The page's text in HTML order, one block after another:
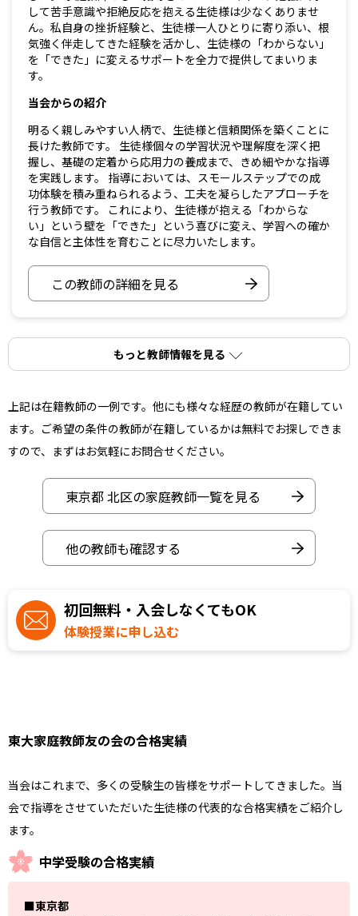
して苦手意識や拒絶反応を抱える生徒様は少なくありませ
ん。私自身の挫折経験と、生徒様一人ひとりに寄り添い、根
気強く伴走してきた経験を活かし、生徒様の「わからない」
を「できた」に変えるサポートを全力で提供してまいりま
す。
当会からの紹介
明るく親しみやすい人柄で、生徒様と信頼関係を築くことに
長けた教師です。 生徒様個々の学習状況や理解度を深く把
握し、基礎の定着から応用力の養成まで、きめ細やかな指導
を実践します。 指導においては、スモールステップでの成
功体験を積み重ねられるよう、工夫を凝らしたアプローチを
行う教師です。 これにより、生徒様が抱える「わからな
い」という壁を「できた」という喜びに変え、学習への確か
な自信と主体性を育むことに尽力いたします。
この教師の詳細を見る
もっと教師情報を見る
上記は在籍教師の一例です。他にも様々な経歴の教師が在籍してい
ます。ご希望の条件の教師が在籍しているかは無料でお探しできま
すので、まずはお気軽にお問合せください。
東京都 北区の家庭教師一覧を見る
他の教師も確認する
初回無料・入会しなくてもOK
体験授業に申し込む
東大家庭教師友の会の合格実績
当会はこれまで、多くの受験生の皆様をサポートしてきました。当
会で指導をさせていただいた生徒様の代表的な合格実績をご紹介し
ます。
中学受験の合格実績
■東京都